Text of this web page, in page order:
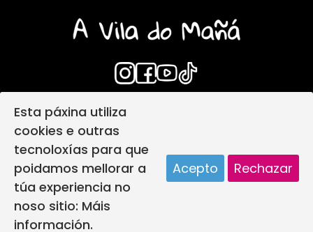
Login
Política de privacidade
Política de protección infantil
Política de Cookies
Deseño web
A vila do mañá creada por
Esta páxina utiliza
cookies e outras
tecnoloxías para que
poidamos mellorar a
túa experiencia no
noso sitio: Máis
información.
Acepto Rechazar